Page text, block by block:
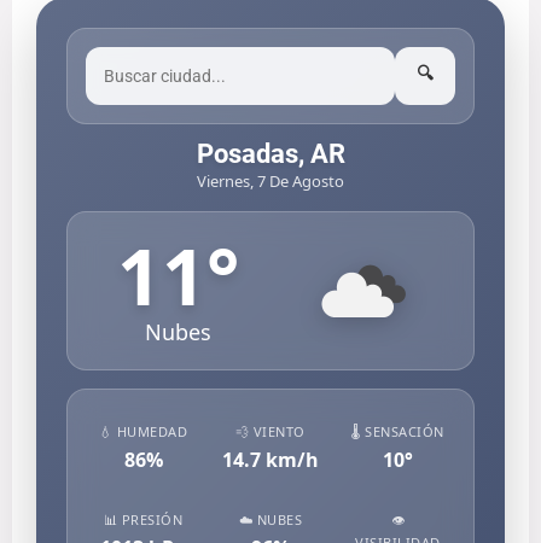
🔍
Posadas, AR
Viernes, 7 De Agosto
11°
Nubes
💧 HUMEDAD
86%
💨 VIENTO
14.7km/h
🌡️ SENSACIÓN
10°
📊 PRESIÓN ☁️ NUBES
👁️